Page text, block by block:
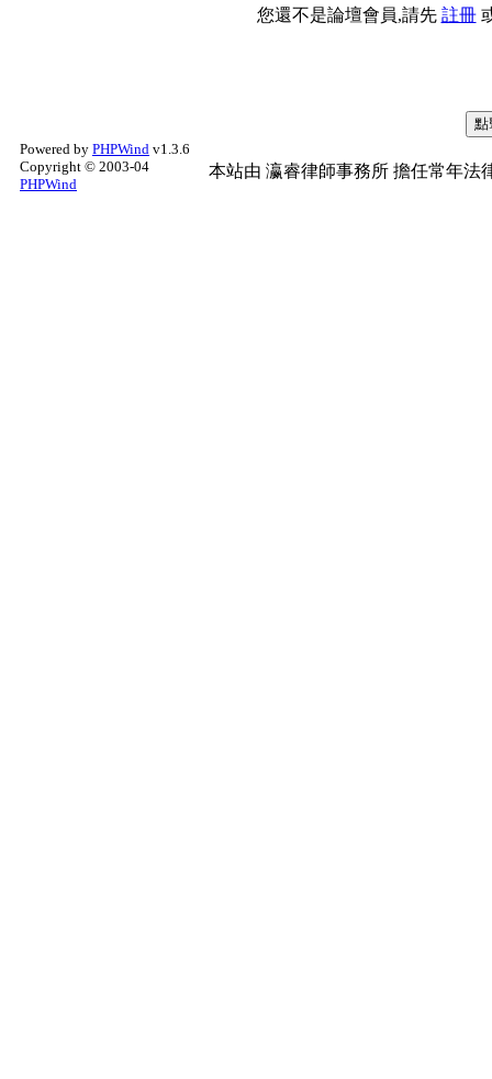
您還不是論壇會員,請先 註冊
Powered by PHPWind v1.3.6
Copyright © 2003-04
PHPWind
本站由 瀛睿律師事務所 擔任常年法